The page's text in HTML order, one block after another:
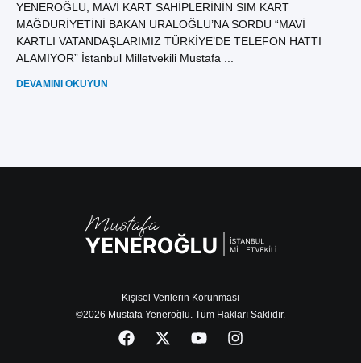
YENEROĞLU, MAVİ KART SAHİPLERİNİN SIM KART
MAĞDURİYETİNİ BAKAN URALOĞLU’NA SORDU “MAVİ
KARTLI VATANDAŞLARIMIZ TÜRKİYE’DE TELEFON HATTI
ALAMIYOR” İstanbul Milletvekili Mustafa ...
DEVAMINI OKUYUN
Kişisel Verilerin Korunması
©2026 Mustafa Yeneroğlu. Tüm Hakları Saklıdır.